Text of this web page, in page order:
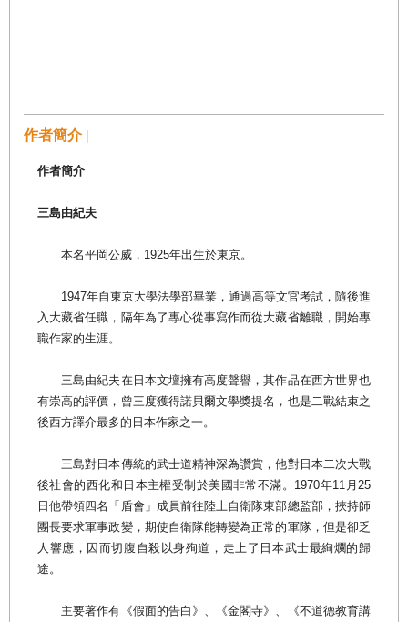
作者簡介 |
作者簡介
三島由紀夫
本名平岡公威，1925年出生於東京。
1947年自東京大學法學部畢業，通過高等文官考試，隨後進
入大藏省任職，隔年為了專心從事寫作而從大藏省離職，開始專
職作家的生涯。
三島由紀夫在日本文壇擁有高度聲譽，其作品在西方世界也
有崇高的評價，曾三度獲得諾貝爾文學獎提名，也是二戰結束之
後西方譯介最多的日本作家之一。
三島對日本傳統的武士道精神深為讚賞，他對日本二次大戰
後社會的西化和日本主權受制於美國非常不滿。1970年11月25
日他帶領四名「盾會」成員前往陸上自衛隊東部總監部，挾持師
團長要求軍事政變，期使自衛隊能轉變為正常的軍隊，但是卻乏
人響應，因而切腹自殺以身殉道，走上了日本武士最絢爛的歸
途。
主要著作有《假面的告白》、《金閣寺》、《不道德教育講